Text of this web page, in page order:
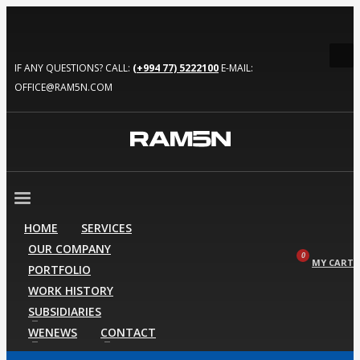
IF ANY QUESTIONS? CALL: (+994 77) 5222100 E-MAIL:
OFFICE@RAM5N.COM
HOME
SERVICES
OUR COMPANY
PORTFOLIO
WORK HISTORY
SUBSIDIARIES
WENEWS
CONTACT
MY CART